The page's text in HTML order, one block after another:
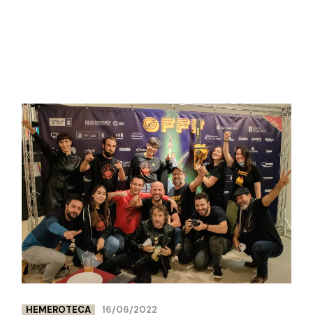
HEMEROTECA 16/06/2022